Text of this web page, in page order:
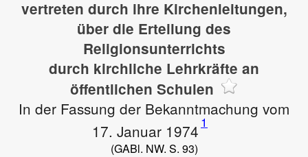
vertreten durch ihre Kirchenleitungen,
über die Erteilung des
Religionsunterrichts
durch kirchliche Lehrkräfte an
öffentlichen Schulen
In der Fassung der Bekanntmachung vom
17. Januar 1974 1
(GABl. NW. S. 93)